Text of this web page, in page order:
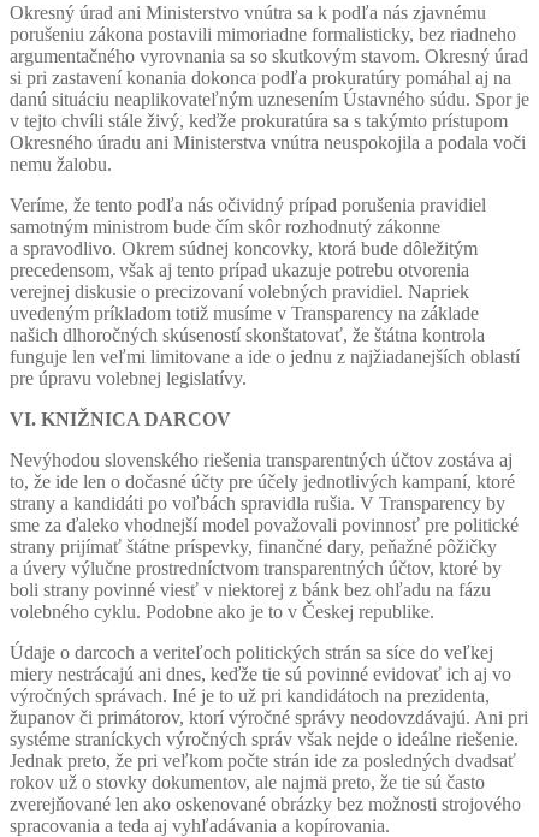
Okresný úrad ani Ministerstvo vnútra sa k podľa nás zjavnému
porušeniu zákona postavili mimoriadne formalisticky, bez riadneho
argumentačného vyrovnania sa so skutkovým stavom. Okresný úrad
si pri zastavení konania dokonca podľa prokuratúry pomáhal aj na
danú situáciu neaplikovateľným uznesením Ústavného súdu. Spor je
v tejto chvíli stále živý, keďže prokuratúra sa s takýmto prístupom
Okresného úradu ani Ministerstva vnútra neuspokojila a podala voči
nemu žalobu.
Veríme, že tento podľa nás očividný prípad porušenia pravidiel
samotným ministrom bude čím skôr rozhodnutý zákonne
a spravodlivo. Okrem súdnej koncovky, ktorá bude dôležitým
precedensom, však aj tento prípad ukazuje potrebu otvorenia
verejnej diskusie o precizovaní volebných pravidiel. Napriek
uvedeným príkladom totiž musíme v Transparency na základe
našich dlhoročných skúseností skonštatovať, že štátna kontrola
funguje len veľmi limitovane a ide o jednu z najžiadanejších oblastí
pre úpravu volebnej legislatívy.
VI. KNIŽNICA DARCOV
Nevýhodou slovenského riešenia transparentných účtov zostáva aj
to, že ide len o dočasné účty pre účely jednotlivých kampaní, ktoré
strany a kandidáti po voľbách spravidla rušia. V Transparency by
sme za ďaleko vhodnejší model považovali povinnosť pre politické
strany prijímať štátne príspevky, finančné dary, peňažné pôžičky
a úvery výlučne prostredníctvom transparentných účtov, ktoré by
boli strany povinné viesť v niektorej z bánk bez ohľadu na fázu
volebného cyklu. Podobne ako je to v Českej republike.
Údaje o darcoch a veriteľoch politických strán sa síce do veľkej
miery nestrácajú ani dnes, keďže tie sú povinné evidovať ich aj vo
výročných správach. Iné je to už pri kandidátoch na prezidenta,
županov či primátorov, ktorí výročné správy neodovzdávajú. Ani pri
systéme straníckych výročných správ však nejde o ideálne riešenie.
Jednak preto, že pri veľkom počte strán ide za posledných dvadsať
rokov už o stovky dokumentov, ale najmä preto, že tie sú často
zverejňované len ako oskenované obrázky bez možnosti strojového
spracovania a teda aj vyhľadávania a kopírovania.